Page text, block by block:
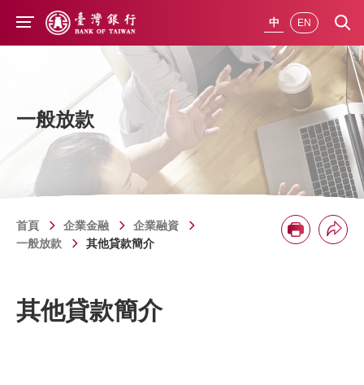
前往主要內容
中 EN
一般放款
首頁 企業金融
企業融資
一般放款
其他貸款簡介
分享
其他貸款簡介